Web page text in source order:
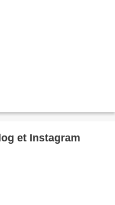
Article publié depuis Overblog et Instagram